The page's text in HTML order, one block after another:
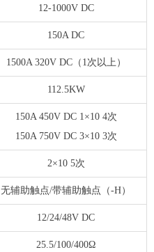
12-1000V DC
150A DC
1500A 320V DC（1次以上）
112.5KW
150A 450V DC 1×10 4次
150A 750V DC 3×10 3次
2×10 5次
无辅助触点/带辅助触点（-H）
12/24/48V DC
25.5/100/400Ω